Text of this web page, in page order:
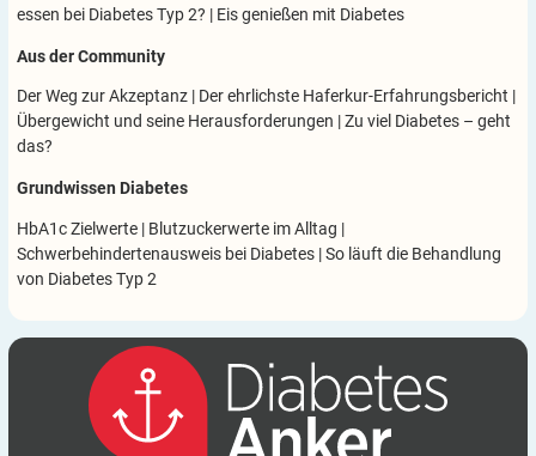
essen bei Diabetes Typ 2? | Eis genießen mit Diabetes
Aus der Community
Der Weg zur Akzeptanz | Der ehrlichste Haferkur-Erfahrungsbericht |
Übergewicht und seine Herausforderungen |Zu viel Diabetes – geht
das?
Grundwissen Diabetes
HbA1c Zielwerte | Blutzuckerwerte im Alltag |
Schwerbehindertenausweis bei Diabetes |So läuft die Behandlung
von Diabetes Typ 2